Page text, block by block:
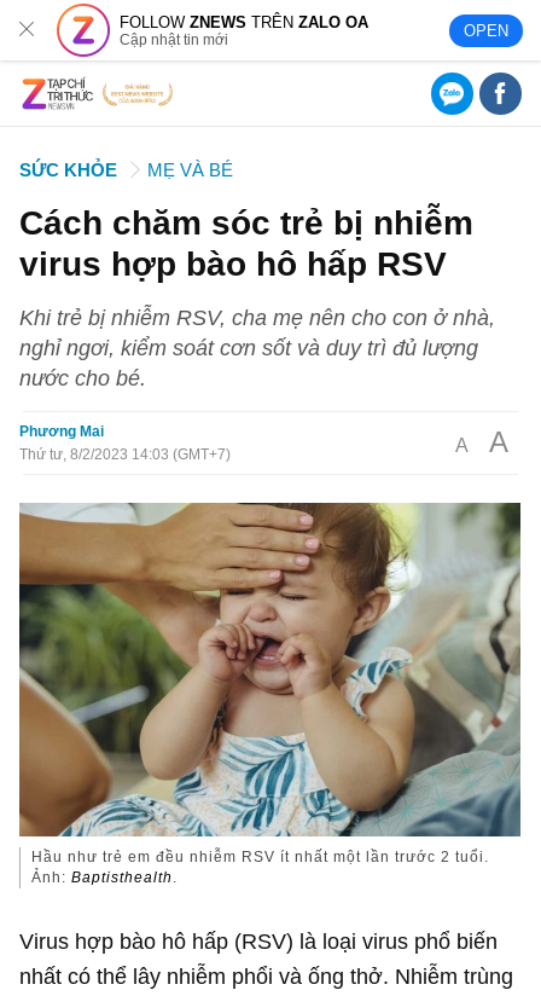
FOLLOWZNEWS TRÊNZALO OA
Cập nhật tin mới OPEN
SỨC KHỎE MẸ VÀ BÉ
Cách chăm sóc trẻ bị nhiễm
virus hợp bào hô hấp RSV
Khi trẻ bị nhiễm RSV, cha mẹ nên cho con ở nhà,
nghỉ ngơi, kiểm soát cơn sốt và duy trì đủ lượng
nước cho bé.
Phương Mai
Thứ tư, 8/2/2023 14:03 (GMT+7)
A A
Hầu như trẻ em đều nhiễm RSV ít nhất một lần trước 2 tuổi.
Ảnh:Baptisthealth .
Virus hợp bào hô hấp (RSV) là loại virus phổ biến
nhất có thể lây nhiễm phổi và ống thở. Nhiễm trùng